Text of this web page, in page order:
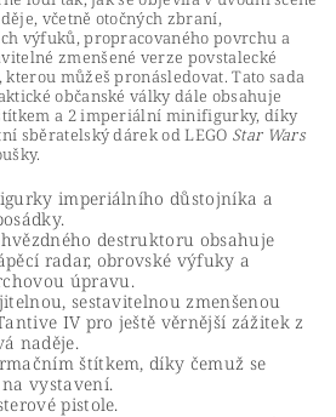
včetně otočných zbraní,
výfuků, propracovaného povrchu a
zmenšené verze povstalecké
můžeš pronásledovat. Tato sada
občanské války dále obsahuje
a 2 imperiální minifigurky, díky
sběratelský dárek od LEGO Star Wars
imperiálního důstojníka a
destruktoru obsahuje
radar, obrovské výfuky a
úpravu.
sestavitelnou zmenšenou
IV pro ještě věrnější zážitek z
naděje.
štítkem, díky čemuž se
vystavení.
pistole.